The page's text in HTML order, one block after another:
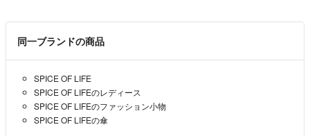
同一ブランドの商品
SPICE OF LIFE
SPICE OF LIFEのレディース
SPICE OF LIFEのファッション小物
SPICE OF LIFEの傘